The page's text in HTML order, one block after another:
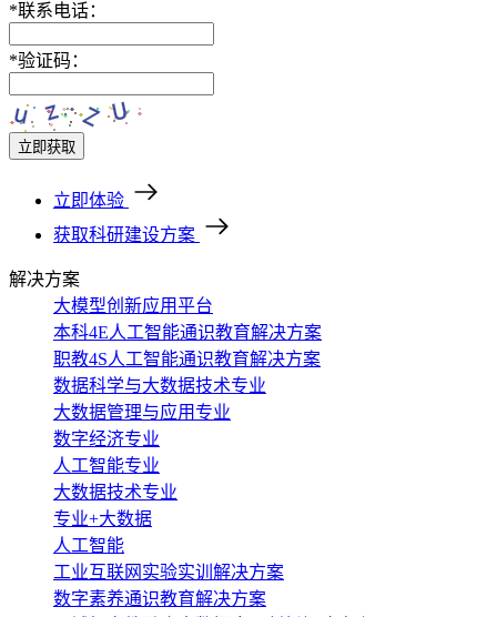
*联系电话：
*验证码：
立即获取
立即体验
获取科研建设方案
解决方案
大模型创新应用平台
本科4E人工智能通识教育解决方案
职教4S人工智能通识教育解决方案
数据科学与大数据技术专业
大数据管理与应用专业
数字经济专业
人工智能专业
大数据技术专业
专业+大数据
人工智能
工业互联网实验实训解决方案
数字素养通识教育解决方案